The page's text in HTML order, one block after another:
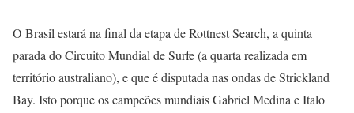
O Brasil estará na final da etapa de Rottnest Search, a quinta
parada do Circuito Mundial de Surfe (a quarta realizada em
território australiano), e que é disputada nas ondas de Strickland
Bay. Isto porque os campeões mundiais Gabriel Medina e Italo